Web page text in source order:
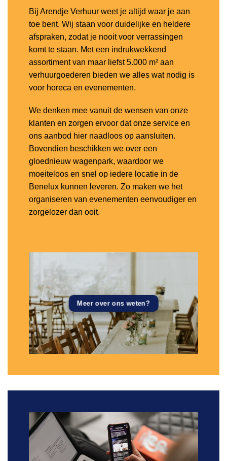
Bij Arendje Verhuur weet je altijd waar je aan
toe bent. Wij staan voor duidelijke en heldere
afspraken, zodat je nooit voor verrassingen
komt te staan. Met een indrukwekkend
assortiment van maar liefst 5.000 m² aan
verhuurgoederen bieden we alles wat nodig is
voor horeca en evenementen.
We denken mee vanuit de wensen van onze
klanten en zorgen ervoor dat onze service en
ons aanbod hier naadloos op aansluiten.
Bovendien beschikken we over een
gloednieuw wagenpark, waardoor we
moeiteloos en snel op iedere locatie in de
Benelux kunnen leveren. Zo maken we het
organiseren van evenementen eenvoudiger en
zorgelozer dan ooit.
Meer over ons weten?